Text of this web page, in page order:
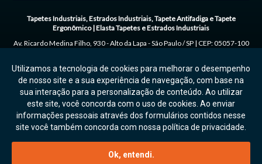
Tapetes Industriais, Estrados Industriais, Tapete Antifadiga e Tapete
Ergonômico | Elasta Tapetes e Estrados Industriais
Av. Ricardo Medina Filho, 930 - Alto da Lapa -São Paulo/SP| CEP:05057-100
© 2026. Todos os direitos reservados. On Prime. Política de Privacidade e
Uso de Cookies
Utilizamos a tecnologia de cookies para melhorar o desempenho
de nosso site e a sua experiência de navegação, com base na
sua interação para a personalização de conteúdo. Ao utilizar
este site, você concorda com o uso de cookies. Ao enviar
informações pessoais através dos formulários contidos nesse
site você também concorda com nossa política de privacidade.
Ok, entendi.